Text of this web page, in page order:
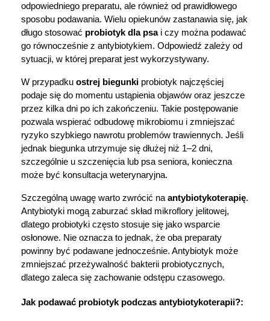
odpowiedniego preparatu, ale również od prawidłowego
sposobu podawania. Wielu opiekunów zastanawia się, jak
długo stosować probiotyk dla psa i czy można podawać
go równocześnie z antybiotykiem. Odpowiedź zależy od
sytuacji, w której preparat jest wykorzystywany.
W przypadku ostrej biegunki probiotyk najczęściej
podaje się do momentu ustąpienia objawów oraz jeszcze
przez kilka dni po ich zakończeniu. Takie postępowanie
pozwala wspierać odbudowę mikrobiomu i zmniejszać
ryzyko szybkiego nawrotu problemów trawiennych. Jeśli
jednak biegunka utrzymuje się dłużej niż 1–2 dni,
szczególnie u szczenięcia lub psa seniora, konieczna
może być konsultacja weterynaryjna.
Szczególną uwagę warto zwrócić na antybiotykoterapię.
Antybiotyki mogą zaburzać skład mikroflory jelitowej,
dlatego probiotyki często stosuje się jako wsparcie
osłonowe. Nie oznacza to jednak, że oba preparaty
powinny być podawane jednocześnie. Antybiotyk może
zmniejszać przeżywalność bakterii probiotycznych,
dlatego zaleca się zachowanie odstępu czasowego.
Jak podawać probiotyk podczas antybiotykoterapii?: